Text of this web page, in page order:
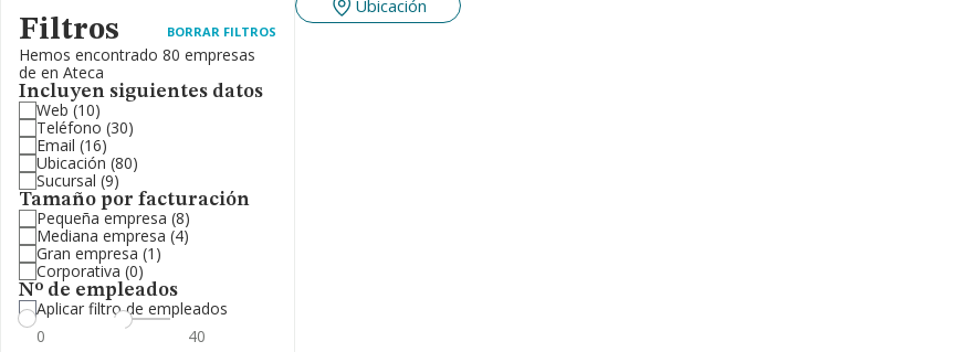
Filtros BORRAR FILTROS
Hemos encontrado 80 empresas
de en Ateca
Incluyen siguientes datos
Web (10)
Teléfono (30)
Email (16)
Ubicación (80)
Sucursal (9)
Tamaño por facturación
Pequeña empresa (8)
Mediana empresa (4)
Gran empresa (1)
Corporativa (0)
Nº de empleados
Aplicar filtro de empleados
Ubicación